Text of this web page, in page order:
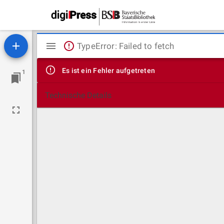
1
Mirador
Viewer
TypeError: Failed to fetch
Es ist ein Fehler aufgetreten
Technische Details